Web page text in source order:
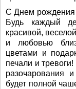
С Днем рождения
Будь каждый
красивой,
и любовью
цветами и
печали и
разочарования
будет полной